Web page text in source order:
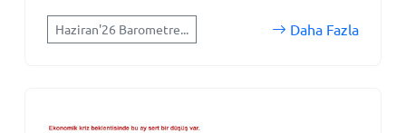
Haziran'26 Barometre... Daha Fazla